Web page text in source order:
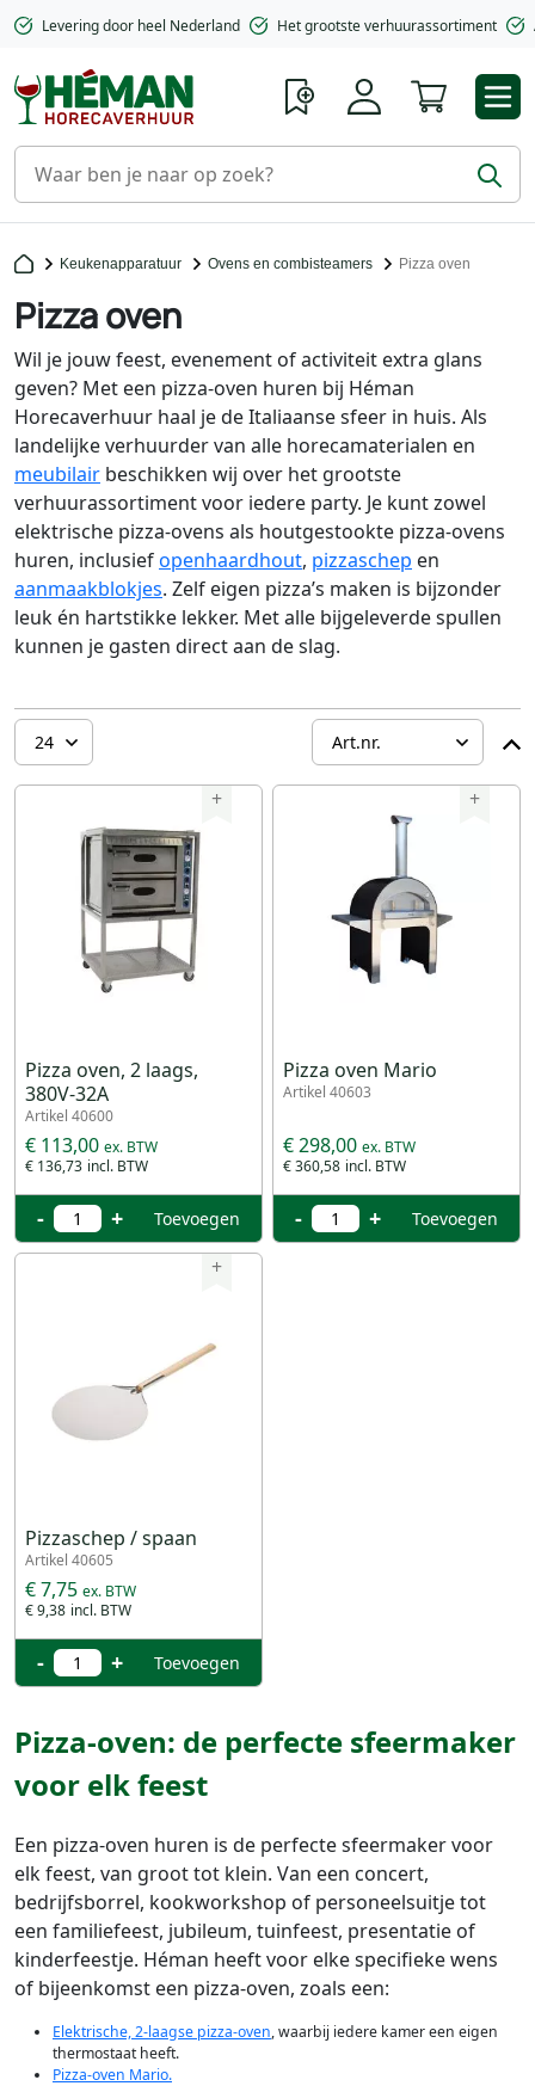
Levering door heel Nederland Het grootste verhuurassortiment
Keukenapparatuur Ovens en combisteamers Pizza oven
Pizza oven
Wil je jouw feest, evenement of activiteit extra glans
geven? Met een pizza-oven huren bij Héman
Horecaverhuur haal je de Italiaanse sfeer in huis. Als
landelijke verhuurder van alle horecamaterialen en
meubilair beschikken wij over het grootste
verhuurassortiment voor iedere party. Je kunt zowel
elektrische pizza-ovens als houtgestookte pizza-ovens
huren, inclusiefopenhaardhout, pizzaschep en
aanmaakblokjes. Zelf eigen pizza’s maken is bijzonder
leuk én hartstikke lekker. Met alle bijgeleverde spullen
kunnen je gasten direct aan de slag.
+
Pizza oven, 2 laags,
380V-32A
Artikel 40600
€ 136,73
€ 113,00
- + Toevoegen
+
Pizza oven Mario
Artikel 40603
€ 360,58
€ 298,00
- + Toevoegen
+
Pizzaschep / spaan
Artikel 40605
€ 9,38
€ 7,75
- + Toevoegen
Pizza-oven: de perfecte sfeermaker
voor elk feest
Een pizza-oven huren is de perfecte sfeermaker voor
elk feest, van groot tot klein. Van een concert,
bedrijfsborrel, kookworkshop of personeelsuitje tot
een familiefeest, jubileum, tuinfeest, presentatie of
kinderfeestje. Héman heeft voor elke specifieke wens
of bijeenkomst een pizza-oven, zoals een:
Elektrische, 2-laagse pizza-oven, waarbij iedere kamer een eigen
thermostaat heeft.
Pizza-oven Mario.